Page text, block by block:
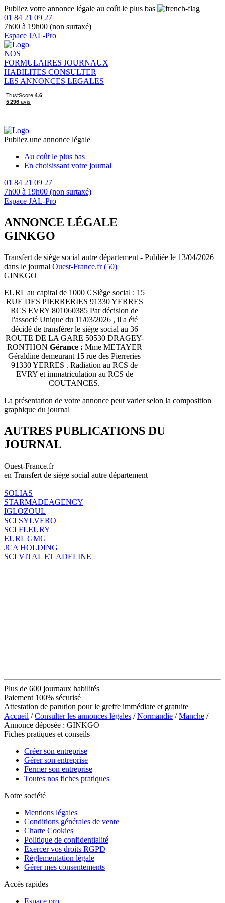
Publiez votre annonce légale au coût le plus bas
01 84 21 09 27
7h00 à 19h00 (non surtaxé)
Espace JAL-Pro
NOS
FORMULAIRES JOURNAUX
HABILITES CONSULTER
LES ANNONCES LEGALES
Publiez une annonce légale
Au coût le plus bas
En choisissant votre journal
01 84 21 09 27
7h00 à 19h00 (non surtaxé)
Espace JAL-Pro
ANNONCE LÉGALE
GINKGO
Transfert de siège social autre département - Publiée le 13/04/2026
dans le journal Ouest-France.fr (50)
GINKGO
EURL au capital de 1000 € Siège social : 15
RUE DES PIERRERIES 91330 YERRES
RCS EVRY 801060385 Par décision de
l'associé Unique du 11/03/2026 , il a été
décidé de transférer le siège social au 36
ROUTE DE LA GARE 50530 DRAGEY-
RONTHON Gérance : Mme METAYER
Géraldine demeurant 15 rue des Pierreries
91330 YERRES . Radiation au RCS de
EVRY et immatriculation au RCS de
COUTANCES.
La présentation de votre annonce peut varier selon la composition
graphique du journal
AUTRES PUBLICATIONS DU
JOURNAL
Ouest-France.fr
en Transfert de siège social autre département
SOLIAS
STARMADEAGENCY
IGLOZOUL
SCI SYLVERO
SCI FLEURY
EURL GMG
JCA HOLDING
SCI VITAL ET ADELINE
Plus de 600 journaux habilités
Paiement 100% sécurisé
Attestation de parution pour le greffe immédiate et gratuite
Accueil /Consulter les annonces légales /Normandie /Manche /
Annonce déposée : GINKGO
Fiches pratiques et conseils
Créer son entreprise
Gérer son entreprise
Fermer son entreprise
Toutes nos fiches pratiques
Notre société
Mentions légales
Conditions générales de vente
Charte Cookies
Politique de confidentialité
Exercer vos droits RGPD
Réglementation légale
Gérer mes consentements
Accès rapides
Espace pro